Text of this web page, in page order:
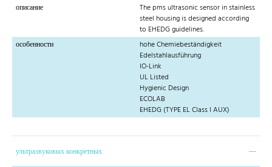
описание
The pms ultrasonic sensor in stainless
steel housing is designed according
to EHEDG guidelines.
особенности
hohe Chemiebeständigkeit
Edelstahlausführung
IO-Link
UL Listed
Hygienic Design
ECOLAB
EHEDG (TYPE EL Class I AUX)
ультразвуковых конкретных